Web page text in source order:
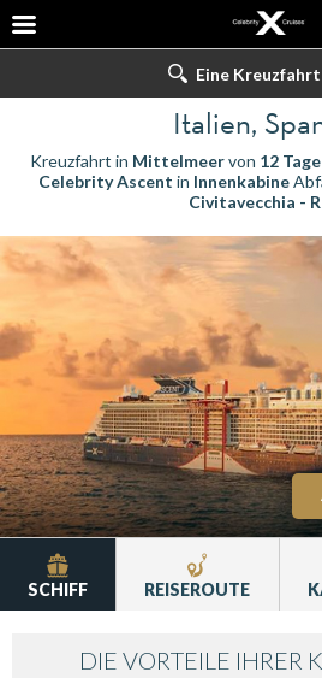
Eine Kreuzfahrt
Italien,
Kreuzfahrt in Mittelmeervon 12
Celebrity Ascent in Innenkabine
Civitavecchia -
SCHIFF REISEROUTE
DIE VORTEILE IHRER